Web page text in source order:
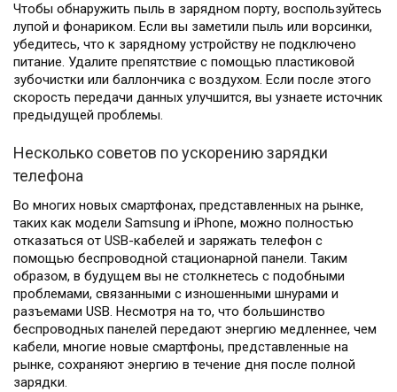
Чтобы обнаружить пыль в зарядном порту, воспользуйтесь
лупой и фонариком. Если вы заметили пыль или ворсинки,
убедитесь, что к зарядному устройству не подключено
питание. Удалите препятствие с помощью пластиковой
зубочистки или баллончика с воздухом. Если после этого
скорость передачи данных улучшится, вы узнаете источник
предыдущей проблемы.
Несколько советов по ускорению зарядки
телефона
Во многих новых смартфонах, представленных на рынке,
таких как модели Samsung и iPhone, можно полностью
отказаться от USB-кабелей и заряжать телефон с
помощью беспроводной стационарной панели. Таким
образом, в будущем вы не столкнетесь с подобными
проблемами, связанными с изношенными шнурами и
разъемами USB. Несмотря на то, что большинство
беспроводных панелей передают энергию медленнее, чем
кабели, многие новые смартфоны, представленные на
рынке, сохраняют энергию в течение дня после полной
зарядки.